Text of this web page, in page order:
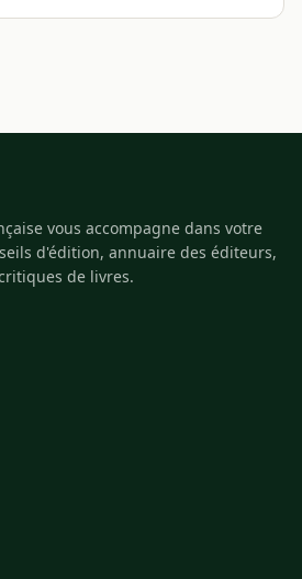
vous accompagne dans votre
d'édition, annuaire des éditeurs,
de livres.